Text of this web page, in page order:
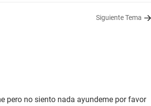
Siguiente Tema
pero no siento nada ayundeme por favor